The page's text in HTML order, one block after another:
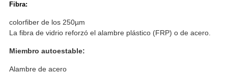
Fibra:
colorfiber de los 250µm
La fibra de vidrio reforzó el alambre plástico (FRP) o de acero.
Miembro autoestable:
Alambre de acero